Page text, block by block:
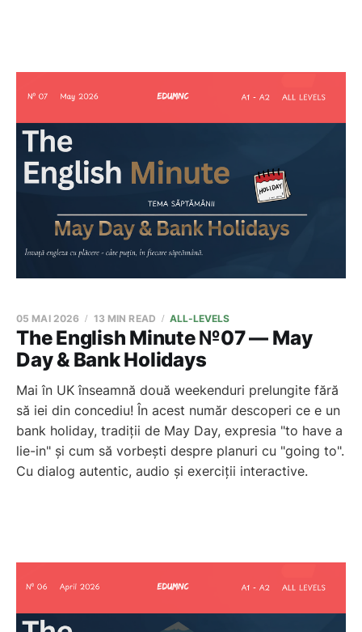
The English Minute №07 — May
Day & Bank Holidays
05 MAI 2026 13 MIN READ ALL-LEVELS
Mai în UK înseamnă două weekenduri prelungite fără
să iei din concediu! În acest număr descoperi ce e un
bank holiday, tradiții de May Day, expresia "to have a
lie-in" și cum să vorbești despre planuri cu "going to".
Cu dialog autentic, audio și exerciții interactive.